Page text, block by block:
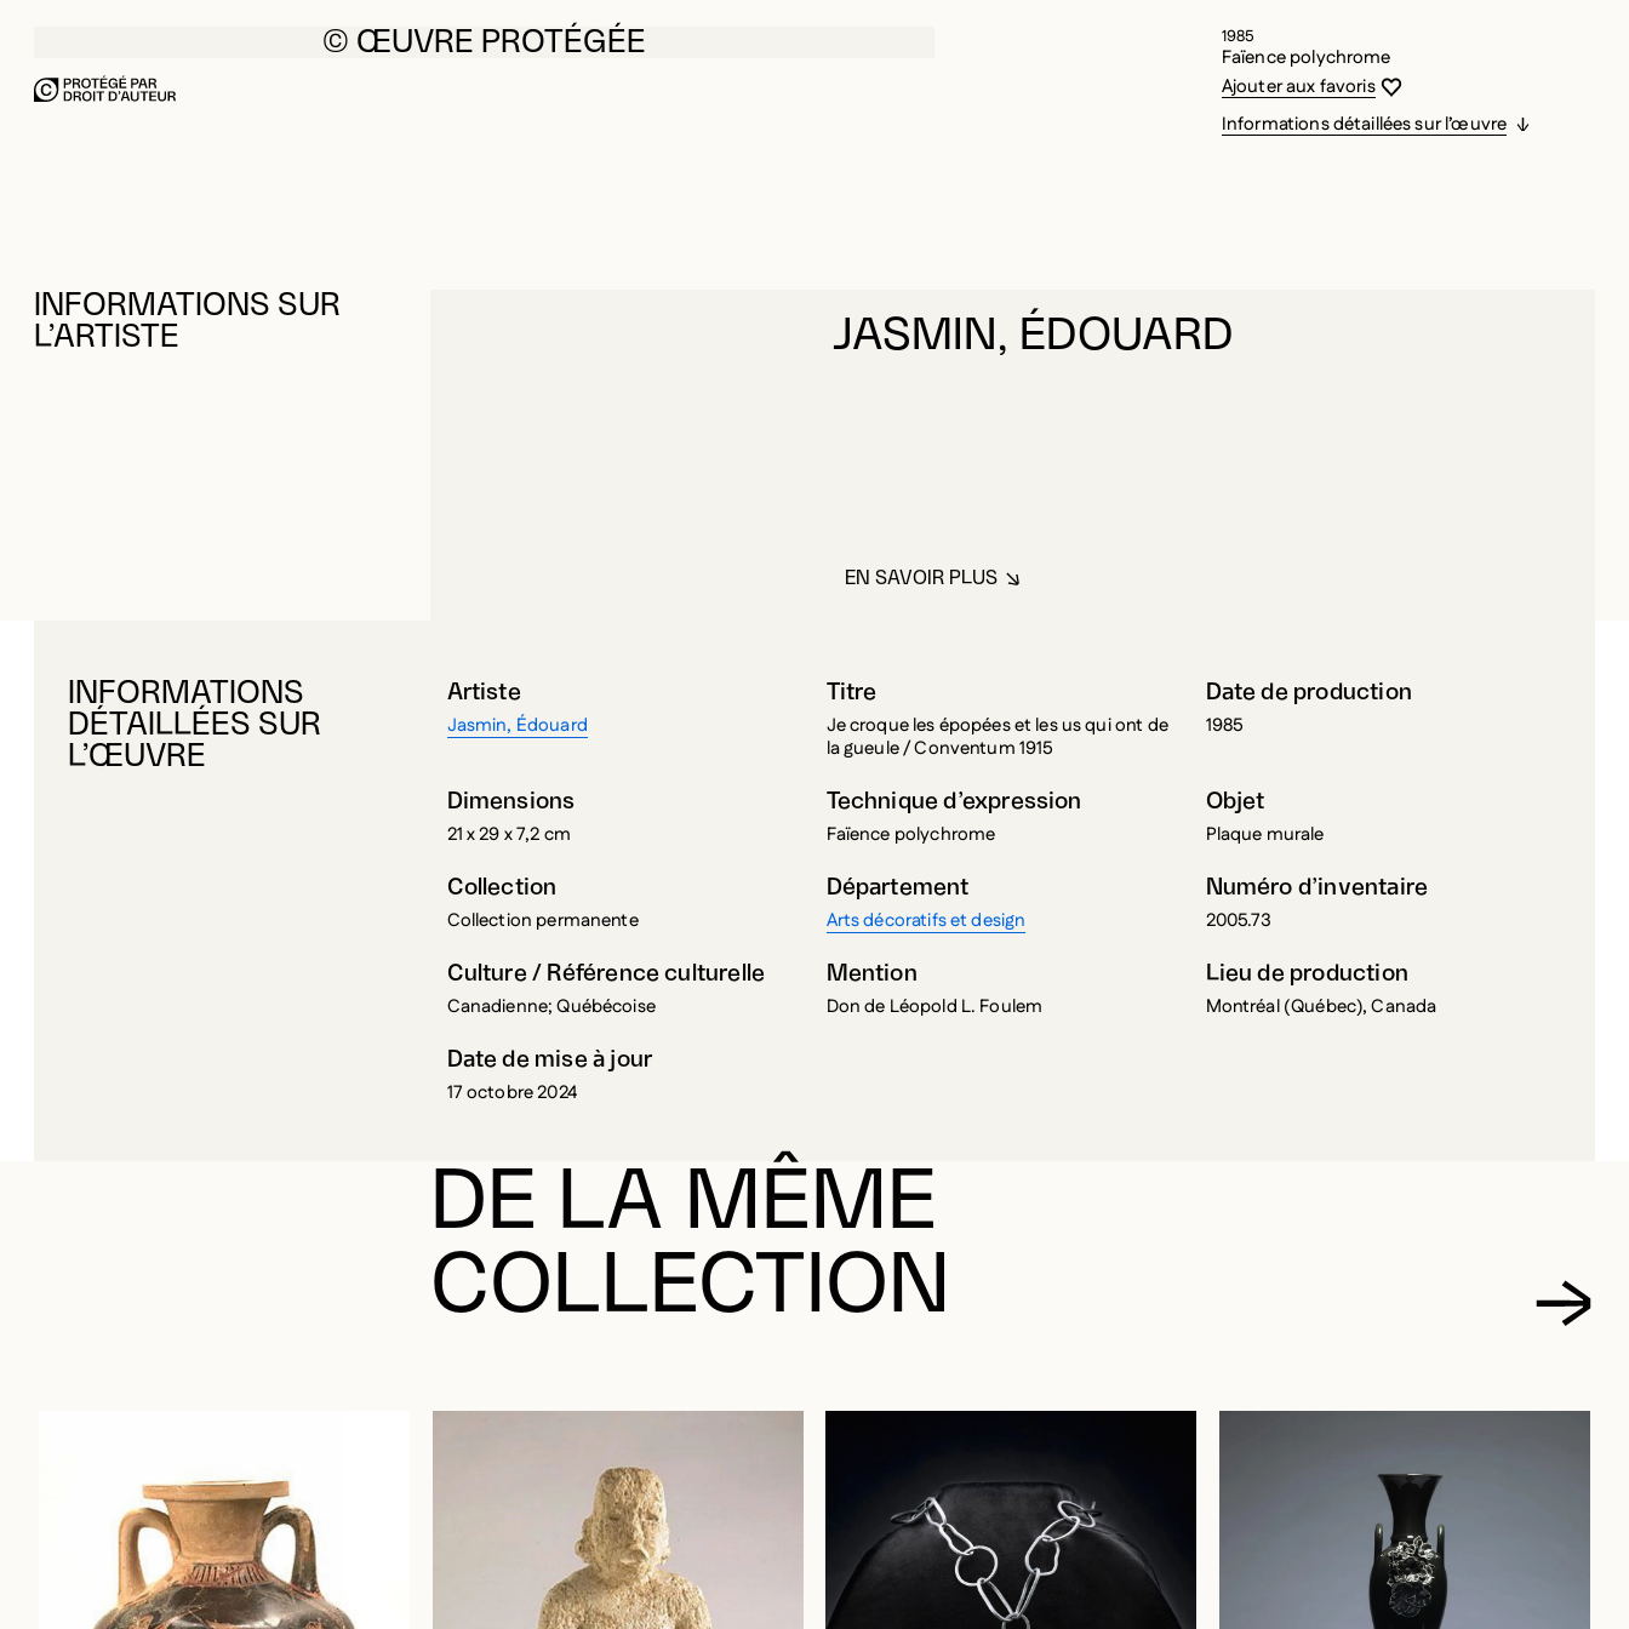
© ŒUVRE PROTÉGÉE 1985
Faïence polychrome
Vous devez être connecté pour
Fermer la modale
Ouvrir la modale
Ajouter aux favoris
Informations détaillées sur l’œuvre
INFORMATIONS SUR
L’ARTISTE
JASMIN, ÉDOUARD
EN SAVOIR PLUSÀ PROPOS DE JASMIN, ÉDOUARD
INFORMATIONS
DÉTAILLÉES SUR
L’ŒUVRE
Artiste
Jasmin, Édouard
Titre
Je croque les épopées et les us qui ont de
la gueule / Conventum 1915
Date de production
1985
Dimensions
21 x 29 x 7,2 cm
Technique d’expression
Faïence polychrome
Objet
Plaque murale
Collection
Collection permanente
Département
Arts décoratifs et design
Numéro d’inventaire
2005.73
Culture / Référence culturelle
Canadienne; Québécoise
Mention
Don de Léopold L. Foulem
Lieu de production
Montréal (Québec), Canada
Date de mise à jour
17 octobre 2024
DE LA MÊME
COLLECTION